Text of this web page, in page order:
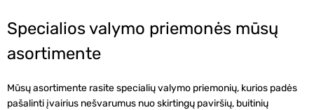
Specialios valymo priemonės mūsų
asortimente
Mūsų asortimente rasite specialių valymo priemonių, kurios padės
pašalinti įvairius nešvarumus nuo skirtingų paviršių, buitinių